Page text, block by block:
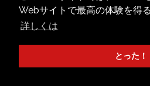
Webサイトで最高の体験を得
詳しくは
とった！